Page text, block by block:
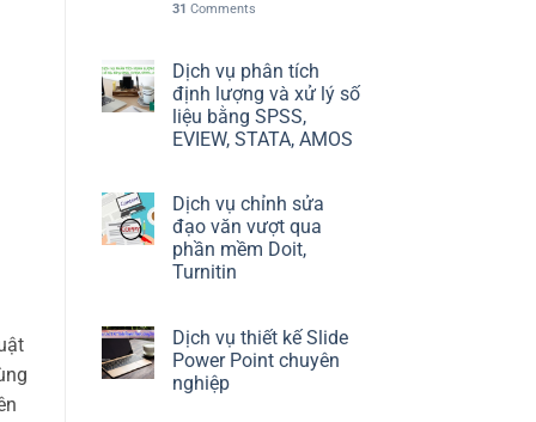
31 Comments
Dịch vụ phân tích
định lượng và xử lý số
liệu bằng SPSS,
EVIEW, STATA, AMOS
Dịch vụ chỉnh sửa
đạo văn vượt qua
phần mềm Doit,
Turnitin
Dịch vụ thiết kế Slide
Power Point chuyên
nghiệp